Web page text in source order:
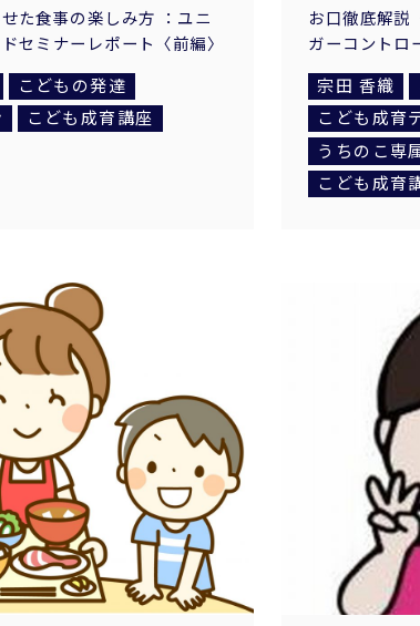
た食事の楽しみ方 ：ユニ
セミナーレポート〈前編〉
こどもの発達
こども成育講座
お口徹底解
ガーコントロ
宗田 香織
こども成育
うちのこ専
こども成育